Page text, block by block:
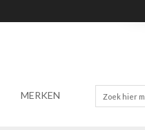
MERKEN